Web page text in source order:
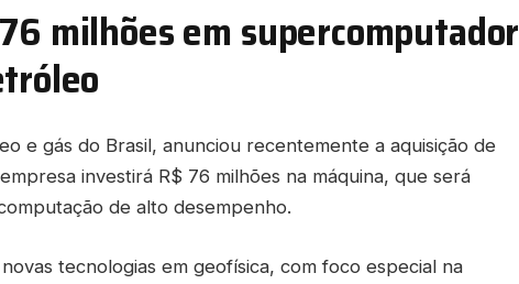
milhões em supercomputador
e gás do Brasil, anunciou recentemente a aquisição de
investirá R$ 76 milhões na máquina, que será
de alto desempenho.
tecnologias em geofísica, com foco especial na